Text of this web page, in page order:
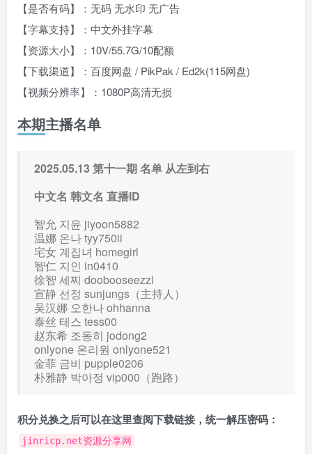
【是否有码】：无码 无水印 无广告
【字幕支持】：中文外挂字幕
【资源大小】：10V/55.7G/10配额
【下载渠道】：百度网盘 / PikPak / Ed2k(115网盘)
【视频分辨率】：1080P高清无损
本期主播名单
2025.05.13 第十一期 名单 从左到右
中文名 韩文名 直播ID
智允 지윤 jiyoon5882
温娜 온나 tyy750ii
宅女 계집녀 homegirl
智仁 지인 in0410
徐智 세찌 doobooseezzi
宣静 선정 sunjungs（主持人）
吴汉娜 오한나 ohhanna
泰丝 테스 tess00
赵东希 조동히 jodong2
onlyone 온리원 onlyone521
金菲 금비 pupple0206
朴雅静 박아정 vip000（跑路）
积分兑换之后可以在这里查阅下载链接，统一解压密码：
jinricp.net资源分享网